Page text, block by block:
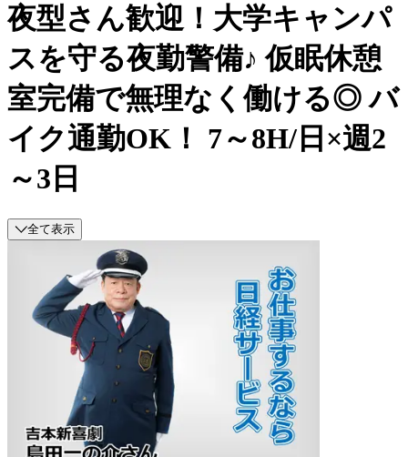
夜型さん歓迎！大学キャンパ
スを守る夜勤警備♪ 仮眠休憩
室完備で無理なく働ける◎ バ
イク通勤OK！ 7～8H/日×週2
～3日
全て表示